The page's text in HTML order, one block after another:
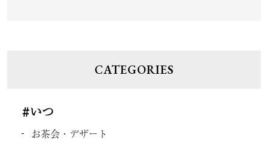
CATEGORIES
#いつ
お茶会・デザート